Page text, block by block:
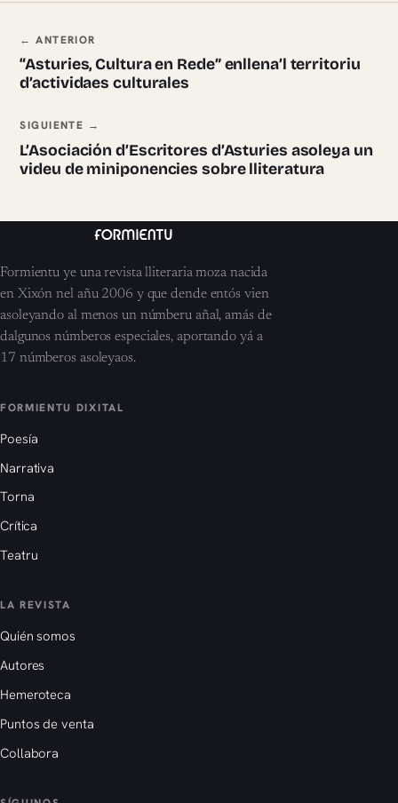
Navegación ente pieces
← ANTERIOR
“Asturies, Cultura en Rede” enllena’l territoriu
d’actividaes culturales
SIGUIENTE →
L’Asociación d’Escritores d’Asturies asoleya un
videu de miniponencies sobre lliteratura
Formientu ye una revista lliteraria moza nacida
en Xixón nel añu 2006 y que dende entós vien
asoleyando al menos un númberu añal, amás de
dalgunos númberos especiales, aportando yá a
17 númberos asoleyaos.
FORMIENTU DIXITAL
Poesía
Narrativa
Torna
Crítica
Teatru
LA REVISTA
Quién somos
Autores
Hemeroteca
Puntos de venta
Collabora